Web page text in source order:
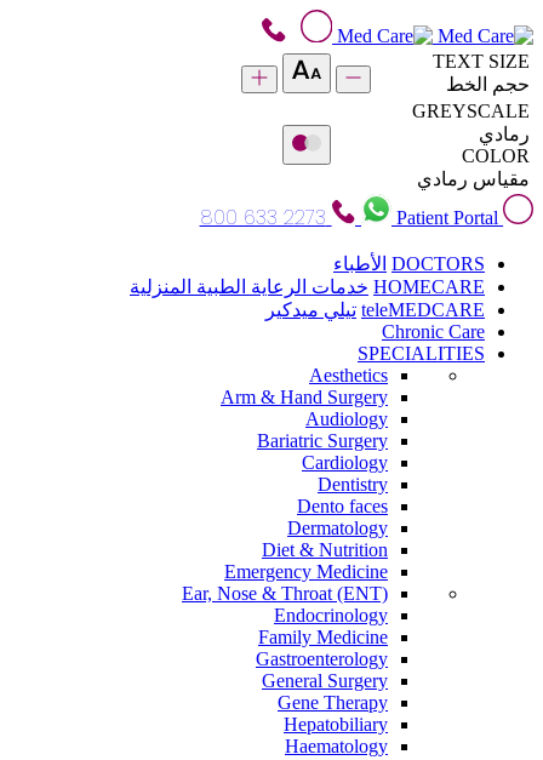
TEXT SIZE
حجم الخط
GREYSCALE
رمادي
COLOR
مقياس رمادي
Patient Portal
800 633 2273
DOCTORS الأطباء
HOMECARE خدمات الرعاية الطبية المنزلية
teleMEDCARE تيلي ميدكير
Chronic Care
SPECIALITIES
Aesthetics
Arm & Hand Surgery
Audiology
Bariatric Surgery
Cardiology
Dentistry
Dento faces
Dermatology
Diet & Nutrition
Emergency Medicine
Ear, Nose & Throat (ENT)
Endocrinology
Family Medicine
Gastroenterology
General Surgery
Gene Therapy
Hepatobiliary
Haematology